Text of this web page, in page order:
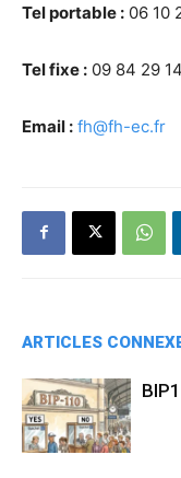
Tel portable : 06 10
Tel fixe : 09 84 29
Email : fh@fh-ec.fr
ARTICLES